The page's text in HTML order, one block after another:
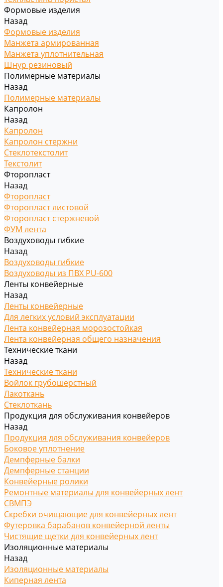
Формовые изделия
Назад
Формовые изделия
Манжета армированная
Манжета уплотнительная
Шнур резиновый
Полимерные материалы
Назад
Полимерные материалы
Капролон
Назад
Капролон
Капролон стержни
Стеклотекстолит
Текстолит
Фторопласт
Назад
Фторопласт
Фторопласт листовой
Фторопласт стержневой
ФУМ лента
Воздуховоды гибкие
Назад
Воздуховоды гибкие
Воздуховоды из ПВХ PU-600
Ленты конвейерные
Назад
Ленты конвейерные
Для легких условий эксплуатации
Лента конвейерная морозостойкая
Лента конвейерная общего назначения
Технические ткани
Назад
Технические ткани
Войлок грубошерстный
Лакоткань
Стеклоткань
Продукция для обслуживания конвейеров
Назад
Продукция для обслуживания конвейеров
Боковое уплотнение
Демпферные балки
Демпферные станции
Конвейерные ролики
Ремонтные материалы для конвейерных лент
СВМПЭ
Скребки очищающие для конвейерных лент
Футеровка барабанов конвейерной ленты
Чистящие щетки для конвейерных лент
Изоляционные материалы
Назад
Изоляционные материалы
Киперная лента